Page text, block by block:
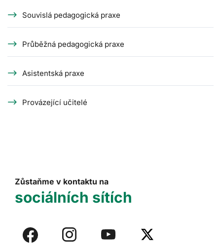
Souvislá pedagogická praxe
Průběžná pedagogická praxe
Asistentská praxe
Provázející učitelé
Zůstaňme v kontaktu na
sociálních sítích